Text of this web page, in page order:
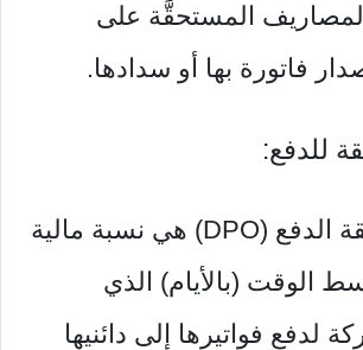
المستحقَّة على
فاتورة بها أو سدادها.
للدفع:
الأيام المستحقة الدفع (DPO) هي نسبة مالية
​​الوقت (بالأيام) الذي
لدفع فواتيرها إلى دائنيها